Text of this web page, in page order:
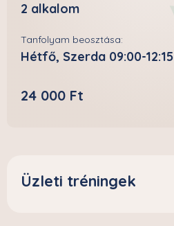
2 alkalom
Tanfolyam beosztása:
Hétfő, Szerda 09:00-12:15
24 000 Ft
Üzleti tréningek